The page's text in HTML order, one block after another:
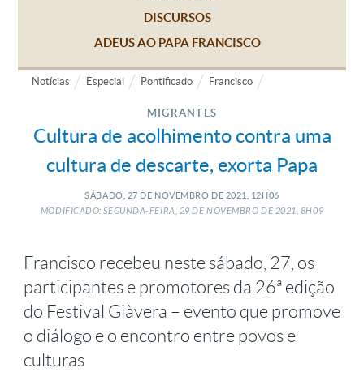
DISCURSOS
ADEUS AO PAPA FRANCISCO
Notícias Especial Pontificado Francisco
MIGRANTES
Cultura de acolhimento contra uma
cultura de descarte, exorta Papa
SÁBADO, 27 DE NOVEMBRO DE 2021, 12H06
MODIFICADO: SEGUNDA-FEIRA, 29DENOVEMBRO DE 2021, 8H09
Francisco recebeu neste sábado, 27, os
participantes e promotores da 26ª edição
do Festival Giàvera – evento que promove
o diálogo e o encontro entre povos e
culturas